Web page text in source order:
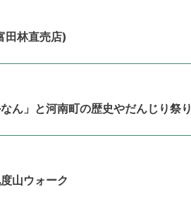
田林直売店)
ん」と河南町の歴史やだんじり祭り
山ウォーク